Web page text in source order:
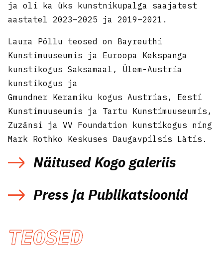
ja oli ka üks kunstnikupalga saajatest
aastatel 2023–2025 ja 2019–2021.
Laura Põllu teosed on Bayreuthi
Kunstimuuseumis ja Euroopa Kekspanga
kunstikogus Saksamaal, Ülem-Austria
kunstikogus ja
Gmundner Keramiku kogus Austrias, Eesti
Kunstimuuseumis ja Tartu Kunstimuuseumis,
Zuzānsi ja VV Foundation kunstikogus ning
Mark Rothko Keskuses Daugavpilsis Lätis.
Näitused Kogo galeriis
loomuse üle
Välkväljapanek: Higi ja tolm
Tundemaastikud
Press ja Publikatsioonid
põiming
TEOSED